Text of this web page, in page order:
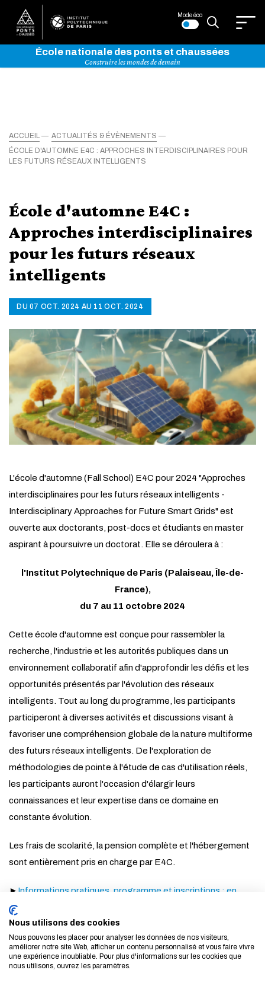
Mode éco
École nationale des ponts et chaussées
Construire les mondes de demain
ACCUEIL
ACTUALITÉS & ÉVÈNEMENTS
ÉCOLE D'AUTOMNE E4C : APPROCHES INTERDISCIPLINAIRES POUR
LES FUTURS RÉSEAUX INTELLIGENTS
École d'automne E4C :
Approches interdisciplinaires
pour les futurs réseaux
intelligents
DU 07 OCT. 2024 AU 11 OCT. 2024
L'école d'automne (Fall School) E4C pour 2024 "Approches
interdisciplinaires pour les futurs réseaux intelligents -
Interdisciplinary Approaches for Future Smart Grids" est
ouverte aux doctorants, post-docs et étudiants en master
aspirant à poursuivre un doctorat. Elle se déroulera à :
l'Institut Polytechnique de Paris (Palaiseau, Île-de-
France),
du 7 au 11 octobre 2024
Cette école d'automne est conçue pour rassembler la
recherche, l'industrie et les autorités publiques dans un
environnement collaboratif afin d'approfondir les défis et les
opportunités présentés par l'évolution des réseaux
intelligents. Tout au long du programme, les participants
participeront à diverses activités et discussions visant à
favoriser une compréhension globale de la nature multiforme
des futurs réseaux intelligents. De l'exploration de
méthodologies de pointe à l'étude de cas d'utilisation réels,
les participants auront l'occasion d'élargir leurs
connaissances et leur expertise dans ce domaine en
constante évolution.
Les frais de scolarité, la pension complète et l'hébergement
sont entièrement pris en charge par E4C.
► Informations pratiques, programme et inscriptions : en
savoir plus
TOUTES LES ACTUALITÉS ET LES ÉVÈNEMENTS
Nous utilisons des cookies
Nous pouvons les placer pour analyser les données de nos visiteurs,
améliorer notre site Web, afficher un contenu personnalisé et vous faire vivre
une expérience inoubliable. Pour plus d'informations sur les cookies que
nous utilisons, ouvrez les paramètres.